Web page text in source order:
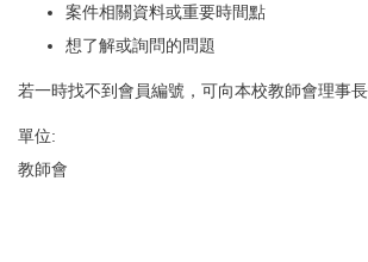
案件相關資料或重要時間點
想了解或詢問的問題
若一時找不到會員編號，可向本校教師會理事長
單位:
教師會